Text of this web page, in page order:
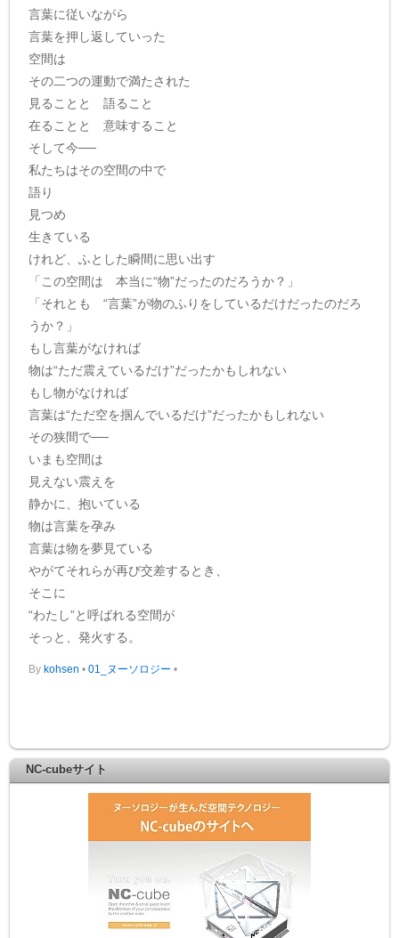
言葉に従いながら
言葉を押し返していった
空間は
その二つの運動で満たされた
見ることと 語ること
在ることと 意味すること
そして今──
私たちはその空間の中で
語り
見つめ
生きている
けれど、ふとした瞬間に思い出す
「この空間は 本当に“物”だったのだろうか？」
「それとも “言葉”が物のふりをしているだけだったのだろ
うか？」
もし言葉がなければ
物は“ただ震えているだけ”だったかもしれない
もし物がなければ
言葉は“ただ空を掴んでいるだけ”だったかもしれない
その狭間で──
いまも空間は
見えない震えを
静かに、抱いている
物は言葉を孕み
言葉は物を夢見ている
やがてそれらが再び交差するとき、
そこに
“わたし”と呼ばれる空間が
そっと、発火する。
By kohsen • 01_ヌーソロジー •
NC-cubeサイト